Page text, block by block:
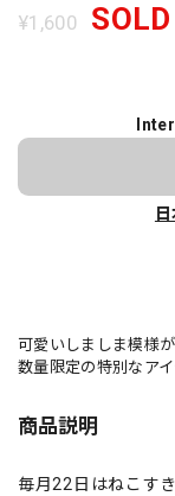
¥1,600
可愛いしましま模様
数量限定の特別なア
商品説明
毎月22日はねこす